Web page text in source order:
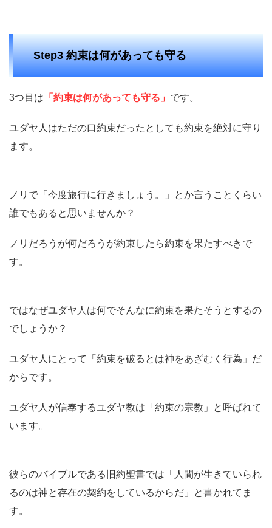
Step3 約束は何があっても守る
3つ目は 「約束は何があっても守る」 です。
ユダヤ人はただの口約束だったとしても約束を絶対に守り
ます。
ノリで「今度旅行に行きましょう。」とか言うことくらい
誰でもあると思いませんか？
ノリだろうが何だろうが約束したら約束を果たすべきで
す。
ではなぜユダヤ人は何でそんなに約束を果たそうとするの
でしょうか？
ユダヤ人にとって「約束を破るとは神をあざむく行為」だ
からです。
ユダヤ人が信奉するユダヤ教は「約束の宗教」と呼ばれて
います。
彼らのバイブルである旧約聖書では「人間が生きていられ
るのは神と存在の契約をしているからだ」と書かれてま
す。